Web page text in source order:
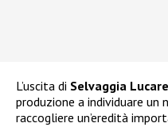
L’uscita di Selvaggia
produzione a individuare un
raccogliere un’eredità